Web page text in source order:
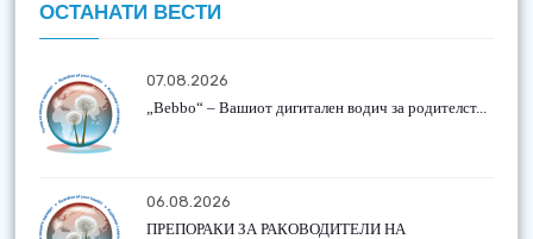
ОСТАНАТИ ВЕСТИ
07.08.2026
„Bebbo“ – Вашиот дигитален водич за родителст...
06.08.2026
ПРЕПОРАКИ ЗА РАКОВОДИТЕЛИ НА